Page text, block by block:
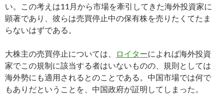
い。この考えは11月から市場を牽引してきた海外投資家に
顕著であり、彼らは売買停止中の保有株を売りたくてたま
らないはずである。
大株主の売買停止については、 ロイターによれば海外投資
家でこの規制に該当する者はいないものの、規則としては
海外勢にも適用されるとのことである。中国市場では何で
もありだということを、中国政府が証明してしまった。